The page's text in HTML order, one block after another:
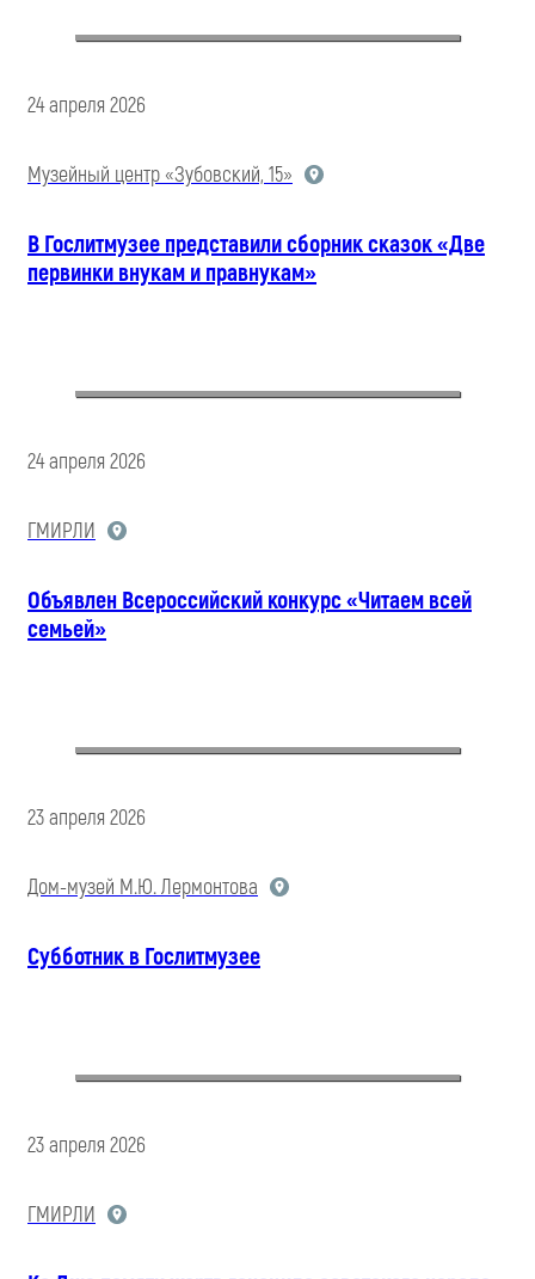
24 апреля 2026
Музейный центр «Зубовский, 15»
В Гослитмузее представили сборник сказок «Две
первинки внукам и правнукам»
24 апреля 2026
ГМИРЛИ
Объявлен Всероссийский конкурс «Читаем всей
семьей»
23 апреля 2026
Дом-музей М.Ю. Лермонтова
Субботник в Гослитмузее
23 апреля 2026
ГМИРЛИ